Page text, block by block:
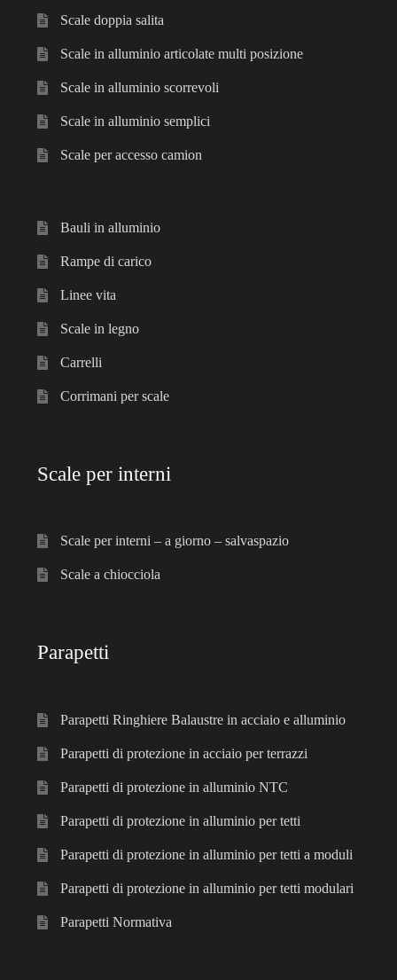
Scale doppia salita
Scale in alluminio articolate multi posizione
Scale in alluminio scorrevoli
Scale in alluminio semplici
Scale per accesso camion
Bauli in alluminio
Rampe di carico
Linee vita
Scale in legno
Carrelli
Corrimani per scale
Scale per interni
Scale per interni – a giorno – salvaspazio
Scale a chiocciola
Parapetti
Parapetti Ringhiere Balaustre in acciaio e alluminio
Parapetti di protezione in acciaio per terrazzi
Parapetti di protezione in alluminio NTC
Parapetti di protezione in alluminio per tetti
Parapetti di protezione in alluminio per tetti a moduli
Parapetti di protezione in alluminio per tetti modulari
Parapetti Normativa